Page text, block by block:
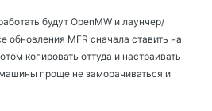
будут OpenMW и лаунчер/
обновления MFR сначала ставить на
копировать оттуда и настраивать
проще не заморачиваться и